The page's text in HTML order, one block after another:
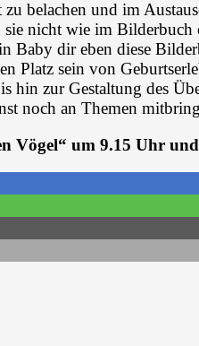
belachen und im
sie nicht wie im
Baby dir eben diese
Platz sein von
hin zur Gestaltung des
noch an Themen
Vögel“ um 9.15 Uhr